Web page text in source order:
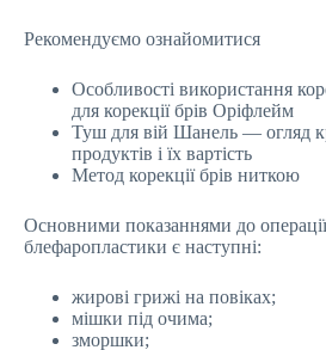
Рекомендуємо ознайомитися
Особливості використання
для корекції брів Оріфлейм
Туш для вій Шанель — огляд
продуктів і їх вартість
Метод корекції брів ниткою
Основними показаннями до операції
блефаропластики є наступні:
жирові грижі на повіках;
мішки під очима;
зморшки;